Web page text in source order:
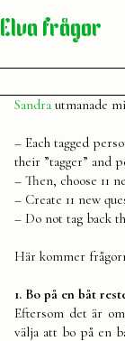
Elva frågor
Sandra utmanade
– Each tagged
their ”tagger” and
– Then, choose 11
– Create 11 new
– Do not tag back
Här kommer
1. Bo på en båt
Eftersom det är
välja att bo på en